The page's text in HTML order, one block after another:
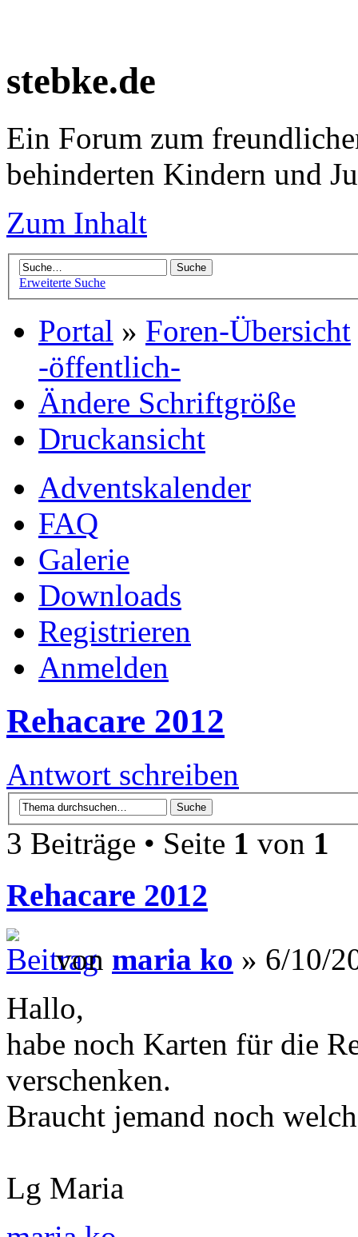
stebke.de
Ein Forum zum
behinderten Kindern und
Zum Inhalt
Erweiterte Suche
Portal » Foren-Übersicht
-öffentlich-
Ändere Schriftgröße
Druckansicht
Adventskalender
FAQ
Galerie
Downloads
Registrieren
Anmelden
Rehacare 2012
Antwort schreiben
3 Beiträge • Seite 1 von 1
Rehacare 2012
von maria ko » 6/10/
Hallo,
habe noch Karten für die
verschenken.
Braucht jemand noch
Lg Maria